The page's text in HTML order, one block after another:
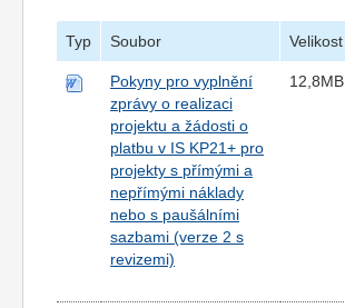
Typ Soubor Velikost
Pokyny pro vyplnění
zprávy o realizaci
projektu a žádosti o
platbu v IS KP21+ pro
projekty s přímými a
nepřímými náklady
nebo s paušálními
sazbami (verze 2 s
revizemi)
12,8MB